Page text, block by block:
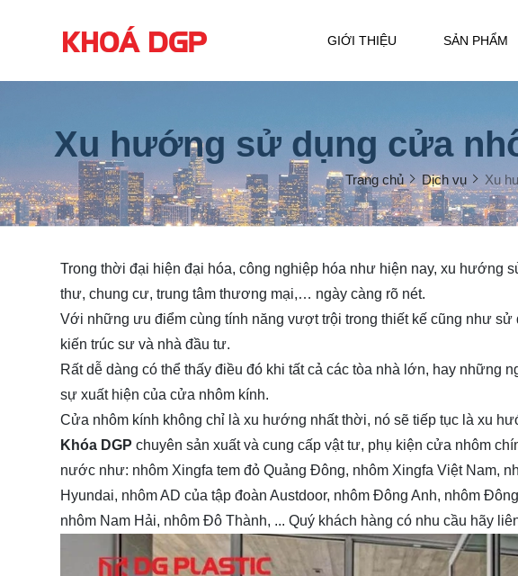
GIỚI THIỆU SẢN PHẨM
Xu hướng sử dụng cửa
Trang chủ Dịch vụ Xu
Trong thời đại hiện đại hóa, công nghiệp hóa như hiện nay, xu hướng
thư, chung cư, trung tâm thương mại,… ngày càng rõ nét.
Với những ưu điểm cùng tính năng vượt trội trong thiết kế cũng như
kiến trúc sư và nhà đầu tư.
Rất dễ dàng có thể thấy điều đó khi tất cả các tòa nhà lớn, hay những
sự xuất hiện của cửa nhôm kính.
Cửa nhôm kính không chỉ là xu hướng nhất thời, nó sẽ tiếp tục là xu
Khóa DGP chuyên sản xuất và cung cấp vật tư, phụ kiện cửa nhôm
nước như: nhôm Xingfa tem đỏ Quảng Đông, nhôm Xingfa Việt Nam,
Hyundai, nhôm AD của tập đoàn Austdoor, nhôm Đông Anh, nhôm
nhôm Nam Hải, nhôm Đô Thành, ... Quý khách hàng có nhu cầu hãy